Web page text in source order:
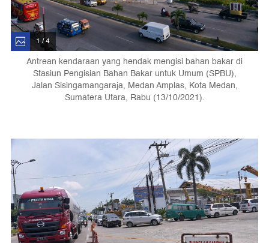
1 / 4
Antrean kendaraan yang hendak mengisi bahan bakar di
Stasiun Pengisian Bahan Bakar untuk Umum (SPBU),
Jalan Sisingamangaraja, Medan Amplas, Kota Medan,
Sumatera Utara, Rabu (13/10/2021).